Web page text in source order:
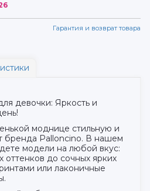
Гарантия и возврат товара
девочки: Яркость и
моднице стильную и
бренда Palloncino. В нашем
модели на любой вкус:
оттенков до сочных ярких
или лаконичные